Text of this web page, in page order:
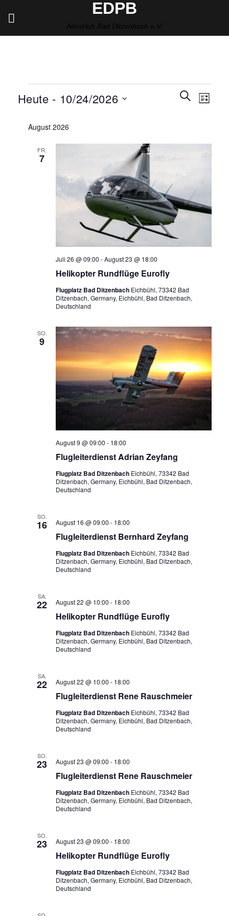
EDPB
Aeroclub Bad Ditzenbach e.V.
Suche
Navigation
SUCHE
LISTE
Heute - 10/24/2026
wählen.
August 2026
FR.
7
Helikopter Rundflüge Eurofly
Juli 26 @ 09:00 -August 23 @ 18:00
Flugplatz Bad Ditzenbach Eichbühl, 73342 Bad
Ditzenbach, Germany, Eichbühl, Bad Ditzenbach,
Deutschland
SO.
9
Flugleiterdienst Adrian Zeyfang
August 9 @ 09:00 - 18:00
Flugplatz Bad Ditzenbach Eichbühl, 73342 Bad
Ditzenbach, Germany, Eichbühl, Bad Ditzenbach,
Deutschland
SO.
16
Flugleiterdienst Bernhard Zeyfang
August 16 @ 09:00 - 18:00
Flugplatz Bad Ditzenbach Eichbühl, 73342 Bad
Ditzenbach, Germany, Eichbühl, Bad Ditzenbach,
Deutschland
SA.
22
Helikopter Rundflüge Eurofly
August 22 @ 10:00 - 18:00
Flugplatz Bad Ditzenbach Eichbühl, 73342 Bad
Ditzenbach, Germany, Eichbühl, Bad Ditzenbach,
Deutschland
SA.
22
Flugleiterdienst Rene Rauschmeier
August 22 @ 10:00 - 18:00
Flugplatz Bad Ditzenbach Eichbühl, 73342 Bad
Ditzenbach, Germany, Eichbühl, Bad Ditzenbach,
Deutschland
SO.
23
Flugleiterdienst Rene Rauschmeier
August 23 @ 09:00 - 18:00
Flugplatz Bad Ditzenbach Eichbühl, 73342 Bad
Ditzenbach, Germany, Eichbühl, Bad Ditzenbach,
Deutschland
SO.
23
Helikopter Rundflüge Eurofly
August 23 @ 09:00 - 18:00
Flugplatz Bad Ditzenbach Eichbühl, 73342 Bad
Ditzenbach, Germany, Eichbühl, Bad Ditzenbach,
Deutschland